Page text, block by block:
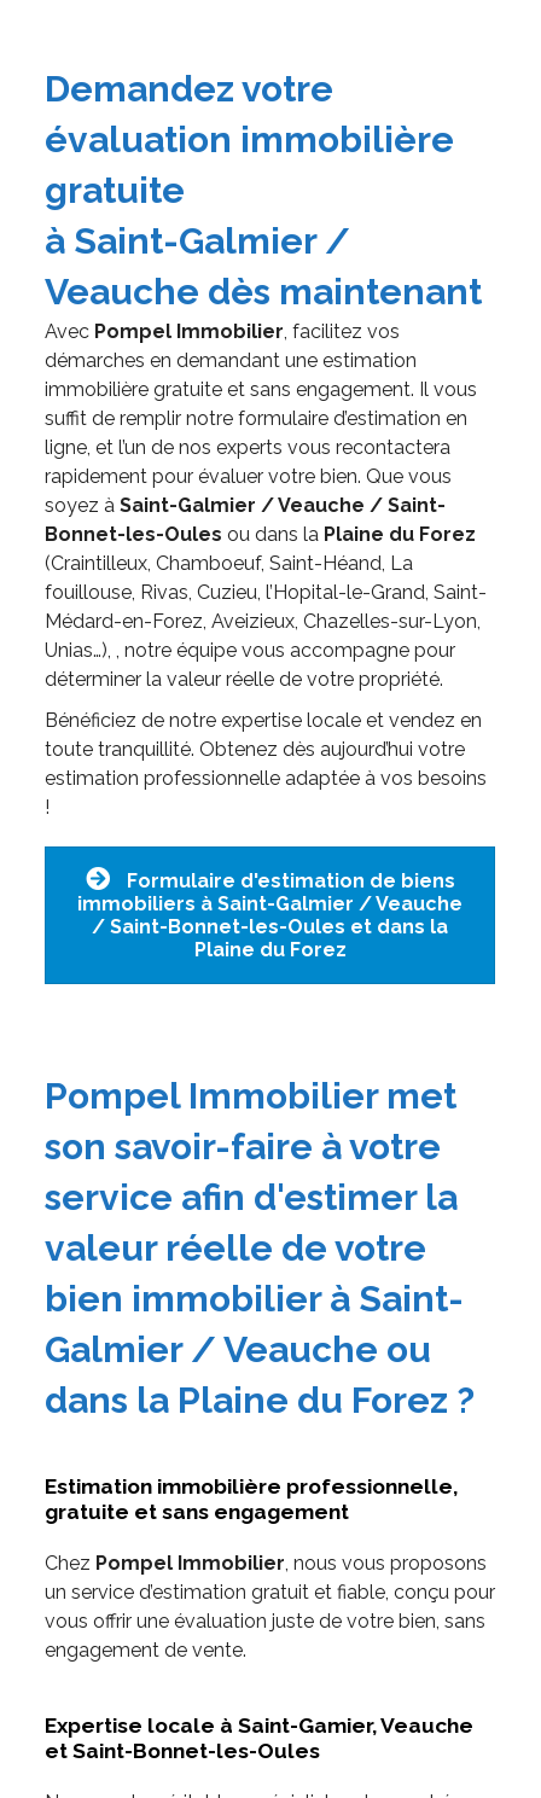
Demandez votre
évaluation immobilière
gratuite
à Saint-Galmier /
Veauche dès maintenant
Avec Pompel Immobilier, facilitez vos
démarches en demandant une estimation
immobilière gratuite et sans engagement. Il vous
suffit de remplir notre formulaire d’estimation en
ligne, et l’un de nos experts vous recontactera
rapidement pour évaluer votre bien. Que vous
soyez àSaint-Galmier / Veauche / Saint-
Bonnet-les-Oules ou dans la Plaine du Forez
(Craintilleux, Chamboeuf, Saint-Héand, La
fouillouse, Rivas, Cuzieu, l’Hopital-le-Grand, Saint-
Médard-en-Forez, Aveizieux, Chazelles-sur-Lyon,
Unias…), , notre équipe vous accompagne pour
déterminer la valeur réelle de votre propriété.
Bénéficiez de notre expertise locale et vendez en
toute tranquillité. Obtenez dès aujourd’hui votre
estimation professionnelle adaptée à vos besoins
!
Formulaire d'estimation de biens
immobiliers à Saint-Galmier / Veauche
/ Saint-Bonnet-les-Oules et dans la
Plaine du Forez
Pompel Immobilier met
son savoir-faire à votre
service afin d'estimer la
valeur réelle de votre
bien immobilier à Saint-
Galmier / Veauche ou
dans la Plaine du Forez ?
Estimation immobilière professionnelle,
gratuite et sans engagement
Chez Pompel Immobilier , nous vous proposons
un service d’estimation gratuit et fiable, conçu pour
vous offrir une évaluation juste de votre bien, sans
engagement de vente.
Expertise locale à Saint-Gamier, Veauche
et Saint-Bonnet-les-Oules